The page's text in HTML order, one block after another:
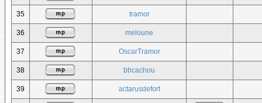
35 tramor
36 meloune
37 OscarTramor
38 bbcachou
39 actarusdefort